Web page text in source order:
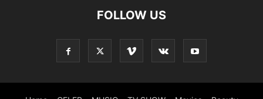
FOLLOW US